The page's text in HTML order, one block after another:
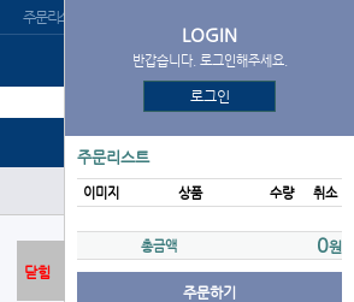
주문리스트
LOGIN
반갑습니다. 로그인해주세요.
로그인
주문리스트
이미지 상품 수량 취소
총금액 0원
주문하기
닫힘